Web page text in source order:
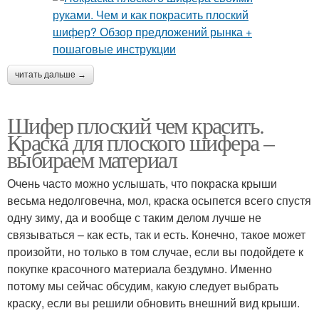
читать дальше →
Шифер плоский чем красить.
Краска для плоского шифера –
выбираем материал
Очень часто можно услышать, что покраска крыши
весьма недолговечна, мол, краска осыпется всего спустя
одну зиму, да и вообще с таким делом лучше не
связываться – как есть, так и есть. Конечно, такое может
произойти, но только в том случае, если вы подойдете к
покупке красочного материала бездумно. Именно
потому мы сейчас обсудим, какую следует выбрать
краску, если вы решили обновить внешний вид крыши.